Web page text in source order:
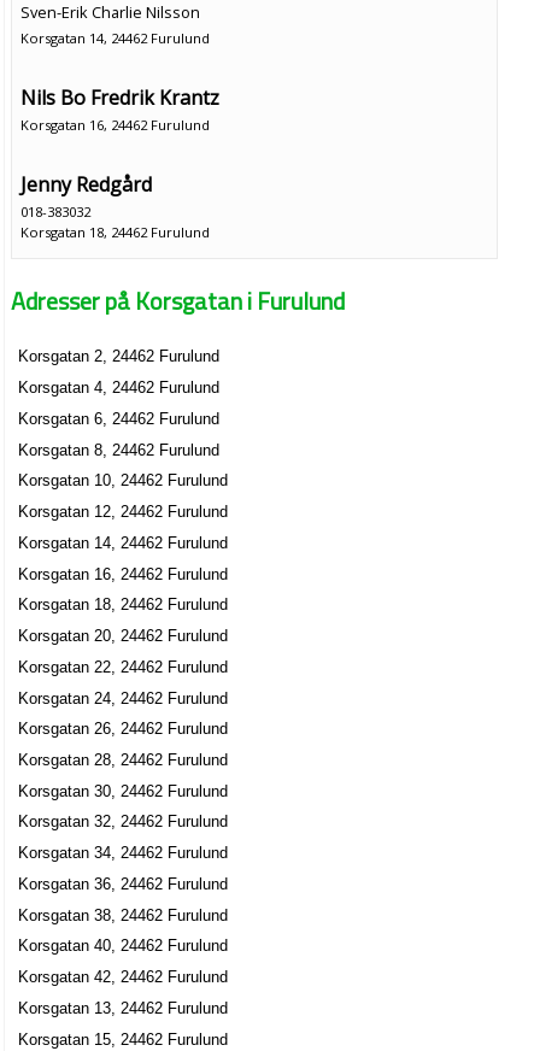
Sven-Erik Charlie Nilsson
Korsgatan 14, 24462 Furulund
Nils Bo Fredrik Krantz
Korsgatan 16, 24462 Furulund
Jenny Redgård
018-383032
Korsgatan 18, 24462 Furulund
Sven Gösta Dahl
Korsgatan 23, 24462 Furulund
Växjö Elkonsult
Bertil Reinhold Höst
0470-83392
Korsgatan 24, 24462 Furulund
Firma Divemo
Kent Inge Andersson
Korsgatan 30, 24462 Furulund
Adresser på Korsgatan i Furulund
Korsgatan 2, 24462 Furulund
Korsgatan 4, 24462 Furulund
Korsgatan 6, 24462 Furulund
Korsgatan 8, 24462 Furulund
Korsgatan 10, 24462 Furulund
Korsgatan 12, 24462 Furulund
Korsgatan 14, 24462 Furulund
Korsgatan 16, 24462 Furulund
Korsgatan 18, 24462 Furulund
Korsgatan 20, 24462 Furulund
Korsgatan 22, 24462 Furulund
Korsgatan 24, 24462 Furulund
Korsgatan 26, 24462 Furulund
Korsgatan 28, 24462 Furulund
Korsgatan 30, 24462 Furulund
Korsgatan 32, 24462 Furulund
Korsgatan 34, 24462 Furulund
Korsgatan 36, 24462 Furulund
Korsgatan 38, 24462 Furulund
Korsgatan 40, 24462 Furulund
Korsgatan 42, 24462 Furulund
Korsgatan 13, 24462 Furulund
Korsgatan 15, 24462 Furulund